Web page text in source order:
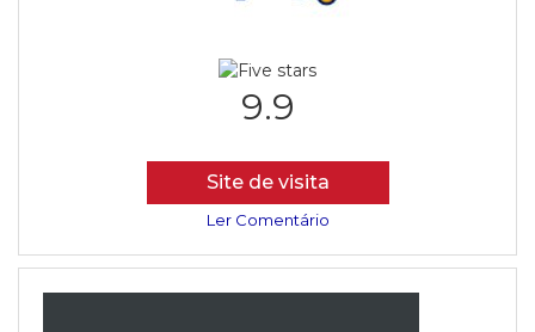
9.9
Site de visita
Ler Comentário